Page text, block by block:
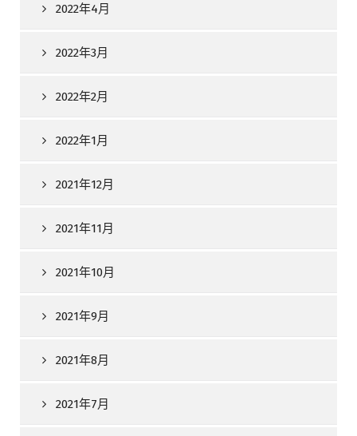
2022年4月
2022年3月
2022年2月
2022年1月
2021年12月
2021年11月
2021年10月
2021年9月
2021年8月
2021年7月